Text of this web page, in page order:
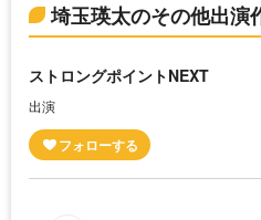
埼玉瑛太のその他出演
ストロングポイントNEXT
出演